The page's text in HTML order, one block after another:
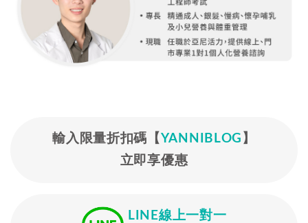
輸入限量折扣碼【 YANNIBLOG 】
立即享優惠
LINE線上一對一